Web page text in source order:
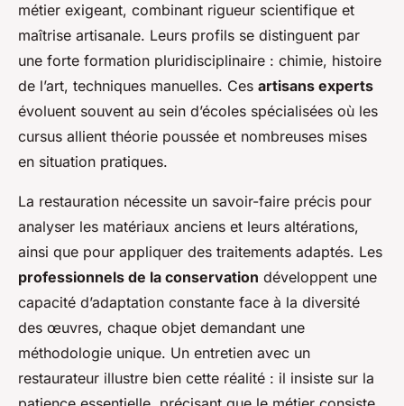
métier exigeant, combinant rigueur scientifique et
maîtrise artisanale. Leurs profils se distinguent par
une forte formation pluridisciplinaire : chimie, histoire
de l’art, techniques manuelles. Ces artisans experts
évoluent souvent au sein d’écoles spécialisées où les
cursus allient théorie poussée et nombreuses mises
en situation pratiques.
La restauration nécessite un savoir-faire précis pour
analyser les matériaux anciens et leurs altérations,
ainsi que pour appliquer des traitements adaptés. Les
professionnels de la conservation développent une
capacité d’adaptation constante face à la diversité
des œuvres, chaque objet demandant une
méthodologie unique. Un entretien avec un
restaurateur illustre bien cette réalité : il insiste sur la